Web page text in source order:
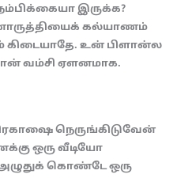
இருக்க?
கல்யாணம்
உன் பிளான்ல
வம்சி ஏளனமாக.
நெருங்கிடுவேன்
ஒரு வீடியோ
கொண்டே ஒரு